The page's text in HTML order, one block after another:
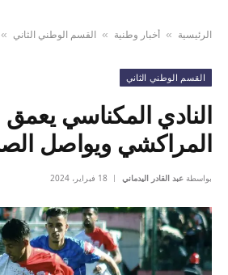
الرئيسية » أخبار وطنية » القسم الوطني الثاني »
القسم الوطني الثاني
النادي المكناسي يعمق
المراكشي ويواصل
بواسطة عبد القادر اليدماني 18 فبراير، 2024